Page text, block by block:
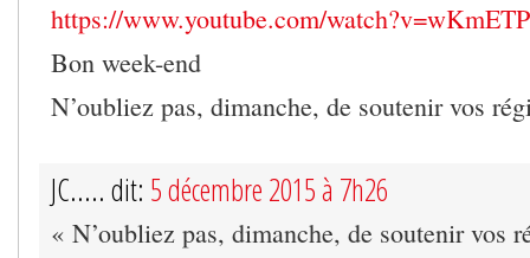
https://www.youtube.com/
Bon week-end
N’oubliez pas, dimanche, de soutenir vos
JC..... dit: 5 décembre 2015 à 7h26
« N’oubliez pas, dimanche, de soutenir vos